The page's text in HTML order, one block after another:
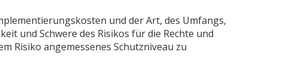
und der Art, des Umfangs,
und Schwere des Risikos für die Rechte und
Risiko angemessenes Schutzniveau zu